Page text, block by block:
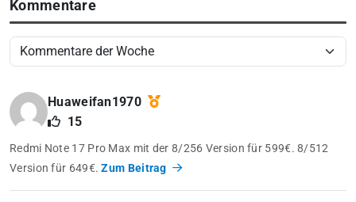
Kommentare
Huaweifan1970
15
Redmi Note 17 Pro Max mit der 8/256 Version für 599€. 8/512
Version für 649€.Zum Beitrag